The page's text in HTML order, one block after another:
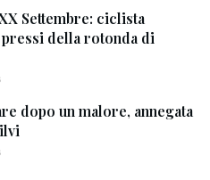
Settembre: ciclista
della rotonda di
dopo un malore, annegata